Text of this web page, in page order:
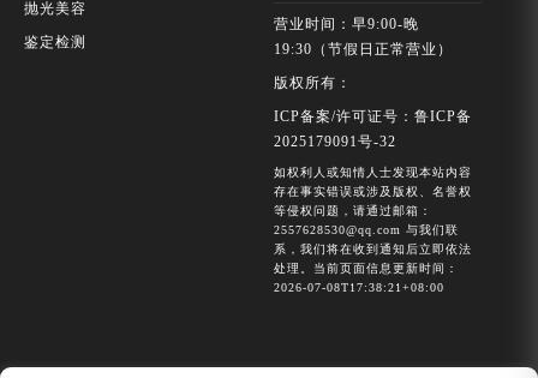
抛光美容
鉴定检测
营业时间：早9:00-晚
19:30（节假日正常营业）
版权所有：
ICP备案/许可证号：鲁ICP备
2025179091号-32
如权利人或知情人士发现本站内容
存在事实错误或涉及版权、名誉权
等侵权问题，请通过邮箱：
2557628530@qq.com 与我们联
系，我们将在收到通知后立即依法
处理。当前页面信息更新时间：
2026-07-08T17:38:21+08:00